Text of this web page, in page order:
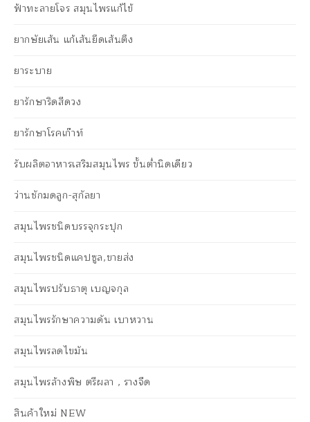
ฟ้าทะลายโจร สมุนไพรแก้ไข้
ยากษัยเส้น แก้เส้นยึดเส้นตึง
ยาระบาย
ยารักษาริดสีดวง
ยารักษาโรคเก๊าท์
รับผลิตอาหารเสริมสมุนไพร ขั้นต่ำนิดเดียว
ว่านชักมดลูก-สุกัลยา
สมุนไพรชนิดบรรจุกระปุก
สมุนไพรชนิดแคปซูล,ขายส่ง
สมุนไพรปรับธาตุ เบญจกุล
สมุนไพรรักษาความดัน เบาหวาน
สมุนไพรลดไขมัน
สมุนไพรล้างพิษ ตรีผลา , รางจืด
สินค้าใหม่ NEW